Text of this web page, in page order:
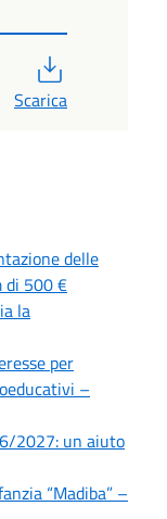
Scarica
delle
di 500 €
la
per
–
2027: un aiuto
“Madiba” –